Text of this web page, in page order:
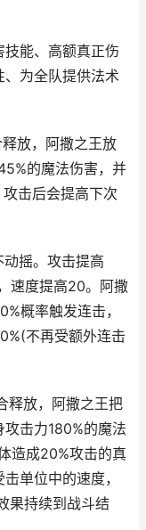
能、高额真正伤
、为全队提供法术
放，阿撒之王放
的魔法伤害，并
击后会提高下次
摇。攻击提高
速度提高20。阿撒
概率触发连击，
不再受额外连击
放，阿撒之王把
击力180%的魔法
造成20%攻击的真
单位中的速度，
果持续到战斗结